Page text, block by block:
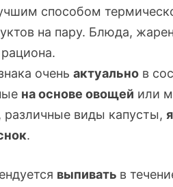
способом
на пару. Блюда,
оченьактуально в
на основе овощей или
, различные виды капусты,
.
выпивать в